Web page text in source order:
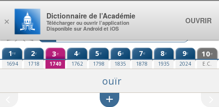
Aller au contenu
1re
1694
2e
1718
3e
1740
4e
1762
5e
1798
6e
1835
7e
1878
8e
1935
9e
2024
10e
E.C.
ouïr
×
Dictionnaire de l’Académie
Télécharger ou ouvrir l’application
Disponible sur Android et iOS
OUVRIR